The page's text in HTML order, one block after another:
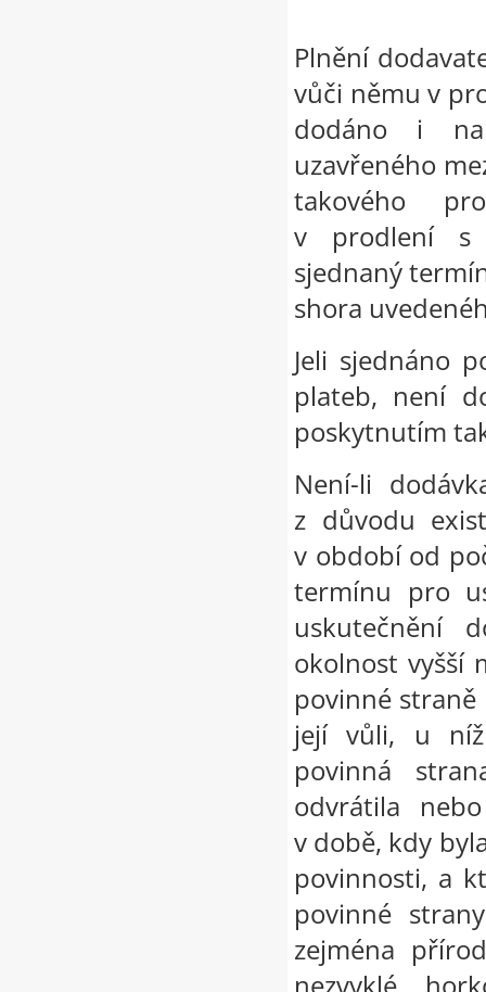
Plnění
vůči němu v
dodáno i na
uzavřeného
takového
v prodlení s
sjednaný
shora
Jeli sjednáno
plateb, není
poskytnutím
Není-li
z důvodu
v období od
termínu pro
uskutečnění
okolnost vyšší
povinné straně
její vůli, u níž
povinná
odvrátila
v době, kdy
povinnosti, a
povinné
zejména